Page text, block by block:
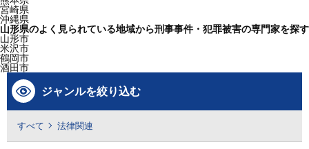
宮崎県
沖縄県
山形県のよく見られている地域から刑事事件・犯罪被害の専門家を探す
山形市
米沢市
鶴岡市
酒田市
ジャンルを絞り込む
すべて 法律関連